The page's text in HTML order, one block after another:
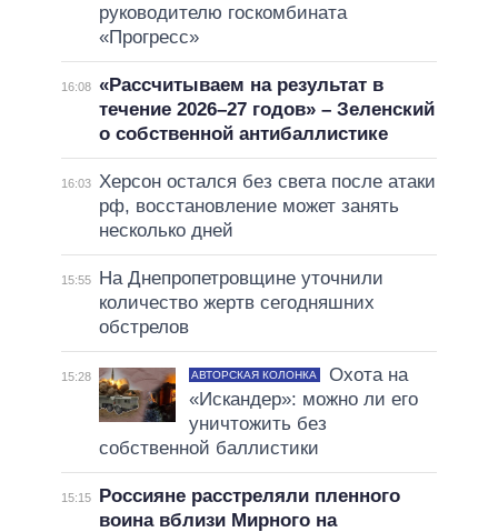
руководителю госкомбината
«Прогресс»
16:08 «Рассчитываем на результат в
течение 2026–27 годов» – Зеленский
о собственной антибаллистике
16:03 Херсон остался без света после атаки
рф, восстановление может занять
несколько дней
15:55
На Днепропетровщине уточнили
количество жертв сегодняшних
обстрелов
15:28 АВТОРСКАЯ КОЛОНКА
Охота на
«Искандер»: можно ли его
уничтожить без
собственной баллистики
15:15
Россияне расстреляли пленного
воина вблизи Мирного на